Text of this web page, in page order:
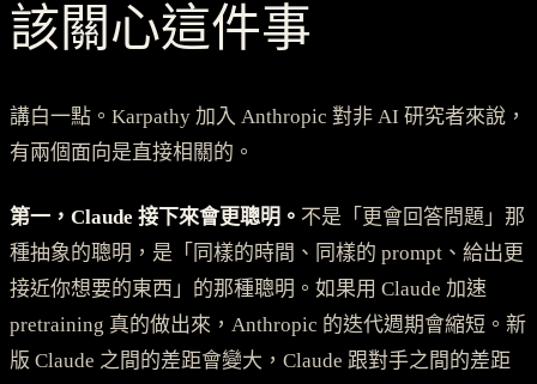
該關心這件事
講白一點。Karpathy 加入 Anthropic 對非 AI 研究者來說，
有兩個面向是直接相關的。
第一，Claude 接下來會更聰明。 不是「更會回答問題」那
種抽象的聰明，是「同樣的時間、同樣的 prompt、給出更
接近你想要的東西」的那種聰明。如果用 Claude 加速
pretraining 真的做出來，Anthropic 的迭代週期會縮短。新
版 Claude 之間的差距會變大，Claude 跟對手之間的差距